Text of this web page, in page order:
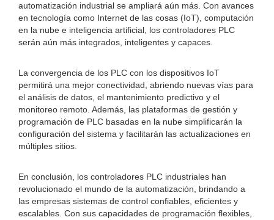
automatización industrial se ampliará aún más. Con avances
en tecnología como Internet de las cosas (IoT), computación
en la nube e inteligencia artificial, los controladores PLC
serán aún más integrados, inteligentes y capaces.
La convergencia de los PLC con los dispositivos IoT
permitirá una mejor conectividad, abriendo nuevas vías para
el análisis de datos, el mantenimiento predictivo y el
monitoreo remoto. Además, las plataformas de gestión y
programación de PLC basadas en la nube simplificarán la
configuración del sistema y facilitarán las actualizaciones en
múltiples sitios.
En conclusión, los controladores PLC industriales han
revolucionado el mundo de la automatización, brindando a
las empresas sistemas de control confiables, eficientes y
escalables. Con sus capacidades de programación flexibles,